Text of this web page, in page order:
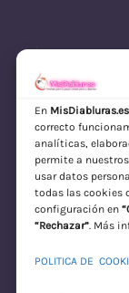
En MisDiabluras.es
correcto
analíticas,
permite a
usar datos
todas las cookies
configuración en
“Rechazar”. Más
POLITICA DE
Discreto en